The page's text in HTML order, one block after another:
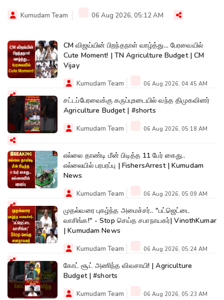
Kumudam Team 06 Aug 2026, 05:12 AM
CM விஜய்யின் பிறந்தநாள் வாழ்த்து... பேரவையில்
Cute Moment! | TN Agriculture Budget | CM
Vijay
Kumudam Team 06 Aug 2026, 04:45 AM
சட்டப்பேரவைக்கு கருப்புஉடையில் வந்த திமுகவினர்
Agriculture Budget | #shorts
Kumudam Team 06 Aug 2026, 05:18 AM
எல்லை தாண்டி மீன் பிடித்த 11 பேர் கைது..
எல்லையில் பரபரப்பு | FishersArrest | Kumudam
News
Kumudam Team 06 Aug 2026, 05:09 AM
முதல்வரை புகழ்ந்த அமைச்சர்.. "பட்ஜெட்டை
வாசிங்க!" - Stop செய்த சபாநாயகர்| VinothKumar
| Kumudam News
Kumudam Team 06 Aug 2026, 05:24 AM
கோட் சூட் அணிந்த விவசாயி! | Agriculture
Budget | #shorts
Kumudam Team 06 Aug 2026, 05:23 AM